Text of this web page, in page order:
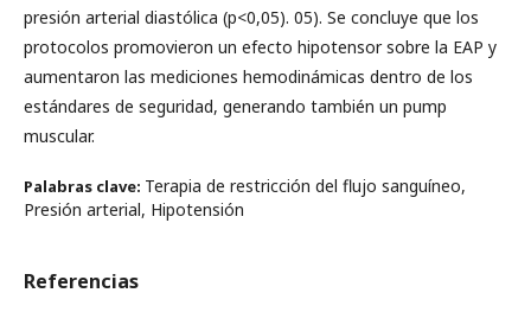
presión arterial diastólica (p<0,05). 05). Se concluye que los
protocolos promovieron un efecto hipotensor sobre la EAP y
aumentaron las mediciones hemodinámicas dentro de los
estándares de seguridad, generando también un pump
muscular.
Palabras clave: Terapia de restricción del flujo sanguíneo,
Presión arterial, Hipotensión
Referencias